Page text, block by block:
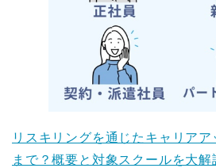
リスキリングを通じたキャリア
まで？概要と対象スクールを大解